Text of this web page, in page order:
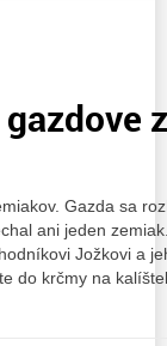
Gazda sa
ani jeden
Jožkovi a
do krčmy na